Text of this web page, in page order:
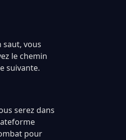
saut, vous
le chemin
suivante.
serez dans
pour